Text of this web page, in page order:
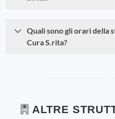
Quali sono gli orari della
Cura S.rita?
ALTRE